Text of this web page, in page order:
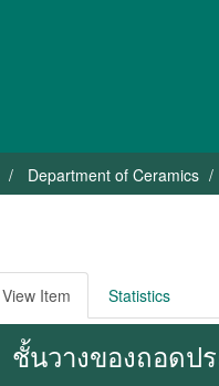
Department of Ceramics
View Item Statistics
ชั้นวางของถอดป